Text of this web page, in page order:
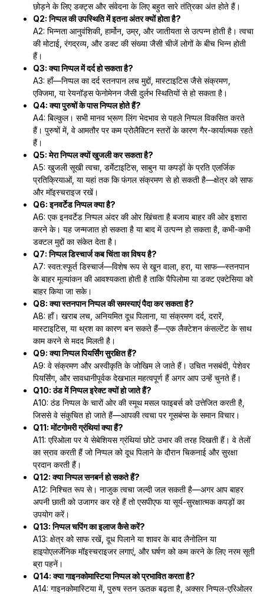
छोड़ने के लिए डक्ट्स और संवेदना के लिए बहुत सारे तंत्रिका अंत होते हैं।
Q2: निप्पल की उपस्थिति में इतना अंतर क्यों होता है?
A2: भिन्नता आनुवंशिकी, हार्मोन, उम्र, और जातीयता से उत्पन्न होती है। त्वचा
की मोटाई, रंगद्रव्य, और डक्ट की संख्या जैसी चीजें लोगों के बीच भिन्न होती
हैं।
Q3: क्या निप्पल में दर्द हो सकता है?
A3: हाँ—निप्पल का दर्द स्तनपान लच मुद्दों, मास्टाइटिस जैसे संक्रमण,
एक्जिमा, या रेयनॉड्स फेनोमेनन जैसी दुर्लभ स्थितियों से हो सकता है।
Q4: क्या पुरुषों के पास निप्पल होते हैं?
A4: बिल्कुल। सभी मानव भ्रूण लिंग भेदभाव से पहले निप्पल विकसित करते
हैं। पुरुषों में, वे आमतौर पर कम प्रोलैक्टिन स्तरों के कारण गैर-कार्यात्मक रहते
हैं।
Q5: मेरा निप्पल क्यों खुजली कर सकता है?
A5: खुजली सूखी त्वचा, डर्मेटाइटिस, साबुन या कपड़ों के प्रति एलर्जिक
प्रतिक्रियाओं, या यहां तक कि फंगल संक्रमण से हो सकती है—क्षेत्र को साफ
और मॉइस्चराइज रखें।
Q6: इनवर्टेड निप्पल क्या है?
A6: एक इनवर्टेड निप्पल अंदर की ओर खिंचता है बजाय बाहर की ओर इशारा
करने के। यह जन्मजात हो सकता है या बाद में उत्पन्न हो सकता है, कभी-कभी
डक्टल मुद्दों का संकेत देता है।
Q7: निप्पल डिस्चार्ज कब चिंता का विषय है?
A7: स्वत:स्फूर्त डिस्चार्ज—विशेष रूप से खून वाला, हरा, या साफ—स्तनपान
के बाहर मूल्यांकन की आवश्यकता होती है ताकि पैपिलोमा या डक्ट एक्टेसिया को
बाहर किया जा सके।
Q8: क्या स्तनपान निप्पल की समस्याएं पैदा कर सकता है?
A8: हाँ। खराब लच, अनियमित दूध पिलाना, या संक्रमण दर्द, दरारें,
मास्टाइटिस, या थ्रश का कारण बन सकते हैं—एक लैक्टेशन कंसल्टेंट के साथ
काम करने से मदद मिलती है।
Q9: क्या निप्पल पियर्सिंग सुरक्षित हैं?
A9: वे संक्रमण और अस्वीकृति के जोखिम ले जाते हैं। उचित नसबंदी, पेशेवर
पियर्सिंग, और सावधानीपूर्वक देखभाल महत्वपूर्ण हैं अगर आप उन्हें चुनते हैं।
Q10: ठंड में निप्पल इरेक्ट क्यों हो जाते हैं?
A10: ठंड निप्पल के चारों ओर की स्मूथ मसल फाइबर्स को उत्तेजित करती है,
जिससे वे संकुचित हो जाते हैं—आपकी त्वचा पर गूसबंप्स के समान विचार।
Q11: मोंटगोमरी ग्रंथियां क्या हैं?
A11: एरिओला पर ये सेबेशियस ग्रंथियां छोटे उभार की तरह दिखती हैं। वे तेलों
का स्राव करती हैं जो निप्पल को दूध पिलाने के दौरान चिकनाई और सुरक्षा
प्रदान करती हैं।
Q12: क्या निप्पल सनबर्न हो सकते हैं?
A12: निश्चित रूप से। नाजुक त्वचा जल्दी जल सकती है—अगर आप बाहर
अपनी छाती को उजागर कर रहे हैं तो एसपीएफ या सूर्य-सुरक्षात्मक कपड़ों का
उपयोग करें।
Q13: निप्पल चपिंग का इलाज कैसे करें?
A13: क्षेत्र को साफ रखें, दूध पिलाने या शावर के बाद लैनोलिन या
हाइपोएलर्जेनिक मॉइस्चराइजर लगाएं, और घर्षण को कम करने के लिए नरम सूती
ब्रा पहनें।
Q14: क्या गाइनकोमास्टिया निप्पल को प्रभावित करता है?
A14: गाइनकोमास्टिया में, पुरुष स्तन ऊतक बढ़ता है, अक्सर निप्पल-एरिओलर